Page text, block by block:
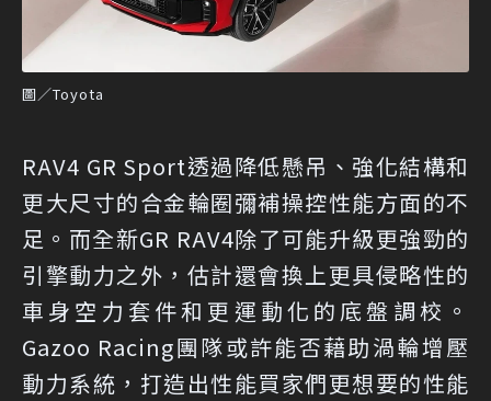
圖／Toyota
RAV4 GR Sport透過降低懸吊、強化結構和
更大尺寸的合金輪圈彌補操控性能方面的不
足。而全新GR RAV4除了可能升級更強勁的
引擎動力之外，估計還會換上更具侵略性的
車身空力套件和更運動化的底盤調校。
Gazoo Racing團隊或許能否藉助渦輪增壓
動力系統，打造出性能買家們更想要的性能